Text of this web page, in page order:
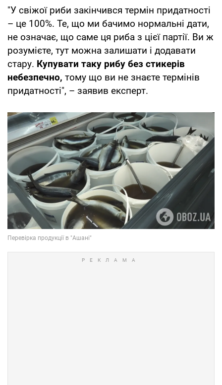
"У свіжої риби закінчився термін придатності
– це 100%. Те, що ми бачимо нормальні дати,
не означає, що саме ця риба з цієї партії. Ви ж
розумієте, тут можна залишати і додавати
стару. Купувати таку рибу без стикерів
небезпечно, тому що ви не знаєте термінів
придатності", – заявив експерт.